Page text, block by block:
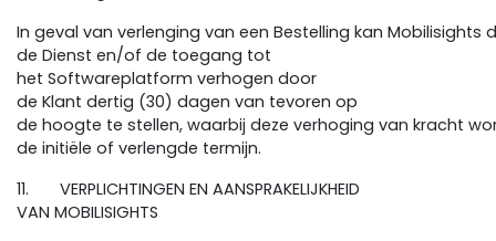
In geval van verlenging van een Bestelling kan Mobilisights
de Dienst en/of de toegang tot
het Softwareplatform verhogen door
de Klant dertig (30) dagen van tevoren op
de hoogte te stellen, waarbij deze verhoging van kracht
de initiële of verlengde termijn.
11. VERPLICHTINGEN EN AANSPRAKELIJKHEID
VAN MOBILISIGHTS